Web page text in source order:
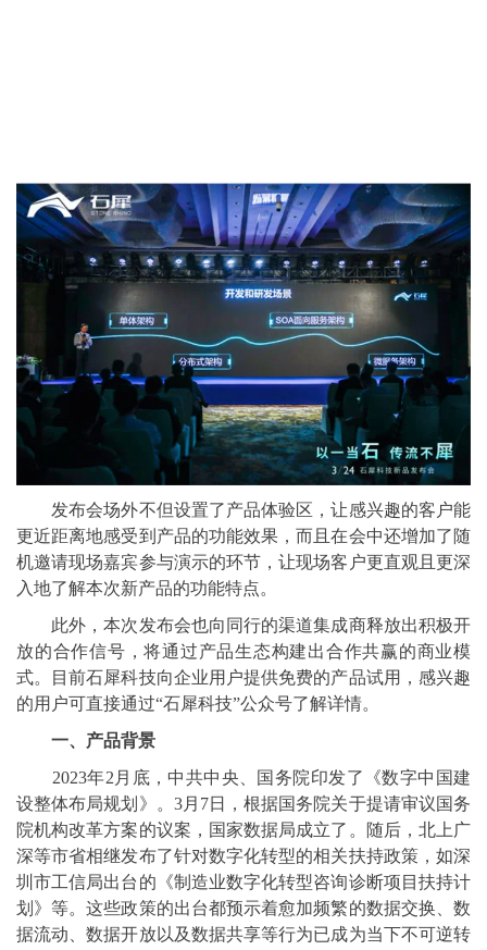
发布会场外不但设置了产品体验区，让感兴趣的客户能
更近距离地感受到产品的功能效果，而且在会中还增加了随
机邀请现场嘉宾参与演示的环节，让现场客户更直观且更深
入地了解本次新产品的功能特点。
此外，本次发布会也向同行的渠道集成商释放出积极开
放的合作信号，将通过产品生态构建出合作共赢的商业模
式。目前石犀科技向企业用户提供免费的产品试用，感兴趣
的用户可直接通过“石犀科技”公众号了解详情。
一、产品背景
2023年2月底，中共中央、国务院印发了《数字中国建
设整体布局规划》。3月7日，根据国务院关于提请审议国务
院机构改革方案的议案，国家数据局成立了。随后，北上广
深等市省相继发布了针对数字化转型的相关扶持政策，如深
圳市工信局出台的《制造业数字化转型咨询诊断项目扶持计
划》等。这些政策的出台都预示着愈加频繁的数据交换、数
据流动、数据开放以及数据共享等行为已成为当下不可逆转